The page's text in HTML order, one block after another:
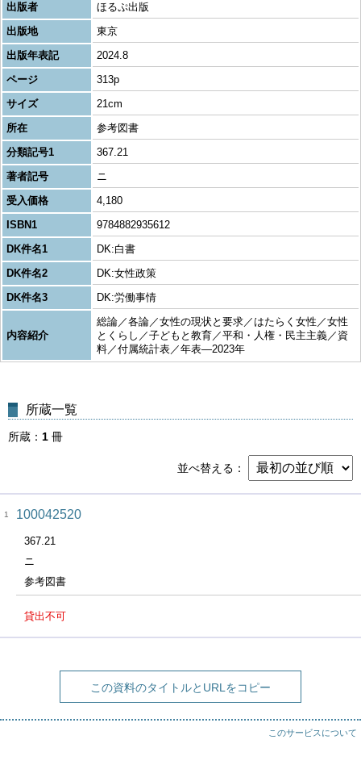
出版者
ほるぷ出版
出版地
東京
出版年表記
2024.8
ページ
313p
サイズ
21cm
所在
参考図書
分類記号1
367.21
著者記号
ニ
受入価格
4,180
ISBN1
9784882935612
DK件名1
DK:白書
DK件名2
DK:女性政策
DK件名3
DK:労働事情
内容紹介
総論／各論／女性の現状と要求／はたらく女性／女性
とくらし／子どもと教育／平和・人権・民主主義／資
料／付属統計表／年表―2023年
所蔵一覧
所蔵 1 冊
並べ替える
1 100042520
367.21
ニ
参考図書
貸出不可
この資料のタイトルとURLをコピー
このサービスについて